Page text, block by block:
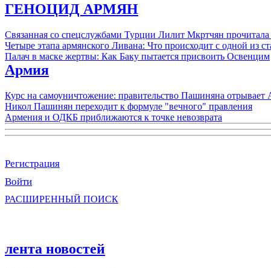
ГЕНОЦИД АРМЯН
Связанная со спецслужбами Турции Лилит Мкртчян
Четыре этапа армянского Ливана: Что происходит с одной из
Палач в маске жертвы: Как Баку пытается присвоить Освенцим
Армия
Курс на самоуничтожение: правительство Пашиняна
Никол Пашинян переходит к формуле "вечного" правления
Армения и ОДКБ приближаются к точке невозврата
Регистрация
Войти
РАСШИРЕННЫЙ ПОИСК
лента новостей